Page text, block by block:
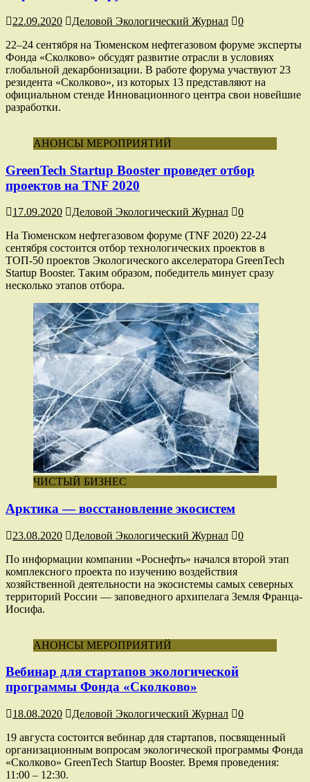
22.09.2020 Деловой Экологический Журнал
0
22–24 сентября на Тюменском нефтегазовом форуме эксперты
Фонда «Сколково» обсудят развитие отрасли в условиях
глобальной декарбонизации. В работе форума участвуют 23
резидента «Сколково», из которых 13 представляют на
официальном стенде Инновационного центра свои новейшие
разработки.
АНОНСЫ МЕРОПРИЯТИЙ
GreenTech Startup Booster проведет отбор
проектов на TNF 2020
17.09.2020 Деловой Экологический Журнал
0
На Тюменском нефтегазовом форуме (TNF 2020) 22-24
сентября состоится отбор технологических проектов в
ТОП-50 проектов Экологического акселератора GreenTech
Startup Booster. Таким образом, победитель минует сразу
несколько этапов отбора.
ЧИСТЫЙ БИЗНЕС
Арктика — восстановление экосистем
23.08.2020 Деловой Экологический Журнал
0
По информации компании «Роснефть» начался второй этап
комплексного проекта по изучению воздействия
хозяйственной деятельности на экосистемы самых северных
территорий России — заповедного архипелага Земля Франца-
Иосифа.
АНОНСЫ МЕРОПРИЯТИЙ
Вебинар для стартапов экологической
программы Фонда «Сколково»
18.08.2020 Деловой Экологический Журнал
0
19 августа состоится вебинар для стартапов, посвященный
организационным вопросам экологической программы Фонда
«Сколково» GreenTech Startup Booster. Время проведения:
11:00 – 12:30.